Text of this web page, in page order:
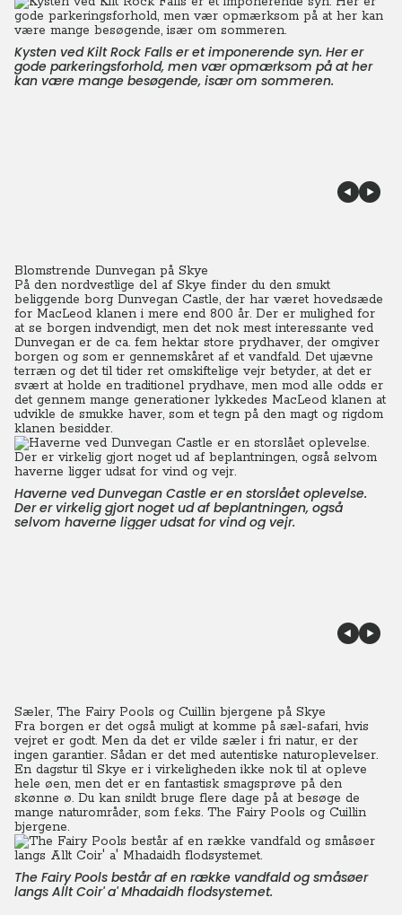
Kysten ved Kilt Rock Falls er et imponerende syn. Her er
gode parkeringsforhold, men vær opmærksom på at her
kan være mange besøgende, især om sommeren.
Blomstrende Dunvegan på Skye
På den nordvestlige del af Skye finder du den smukt
beliggende borg Dunvegan Castle, der har været hovedsæde
for MacLeod klanen i mere end 800 år. Der er mulighed for
at se borgen indvendigt, men det nok mest interessante ved
Dunvegan er de ca. fem hektar store prydhaver, der omgiver
borgen og som er gennemskåret af et vandfald. Det ujævne
terræn og det til tider ret omskiftelige vejr betyder, at det er
svært at holde en traditionel prydhave, men mod alle odds er
det gennem mange generationer lykkedes MacLeod klanen at
udvikle de smukke haver, som et tegn på den magt og rigdom
klanen besidder.
Haverne ved Dunvegan Castle er en storslået oplevelse.
Der er virkelig gjort noget ud af beplantningen, også
selvom haverne ligger udsat for vind og vejr.
Sæler, The Fairy Pools og Cuillin bjergene på Skye
Fra borgen er det også muligt at komme på sæl-safari, hvis
vejret er godt. Men da det er vilde sæler i fri natur, er der
ingen garantier. Sådan er det med autentiske naturoplevelser.
En dagstur til Skye er i virkeligheden ikke nok til at opleve
hele øen, men det er en fantastisk smagsprøve på den
skønne ø. Du kan snildt bruge flere dage på at besøge de
mange naturområder, som f.eks. The Fairy Pools og Cuillin
bjergene.
The Fairy Pools består af en række vandfald og småsøer
langs Allt Coir' a' Mhadaidh flodsystemet.